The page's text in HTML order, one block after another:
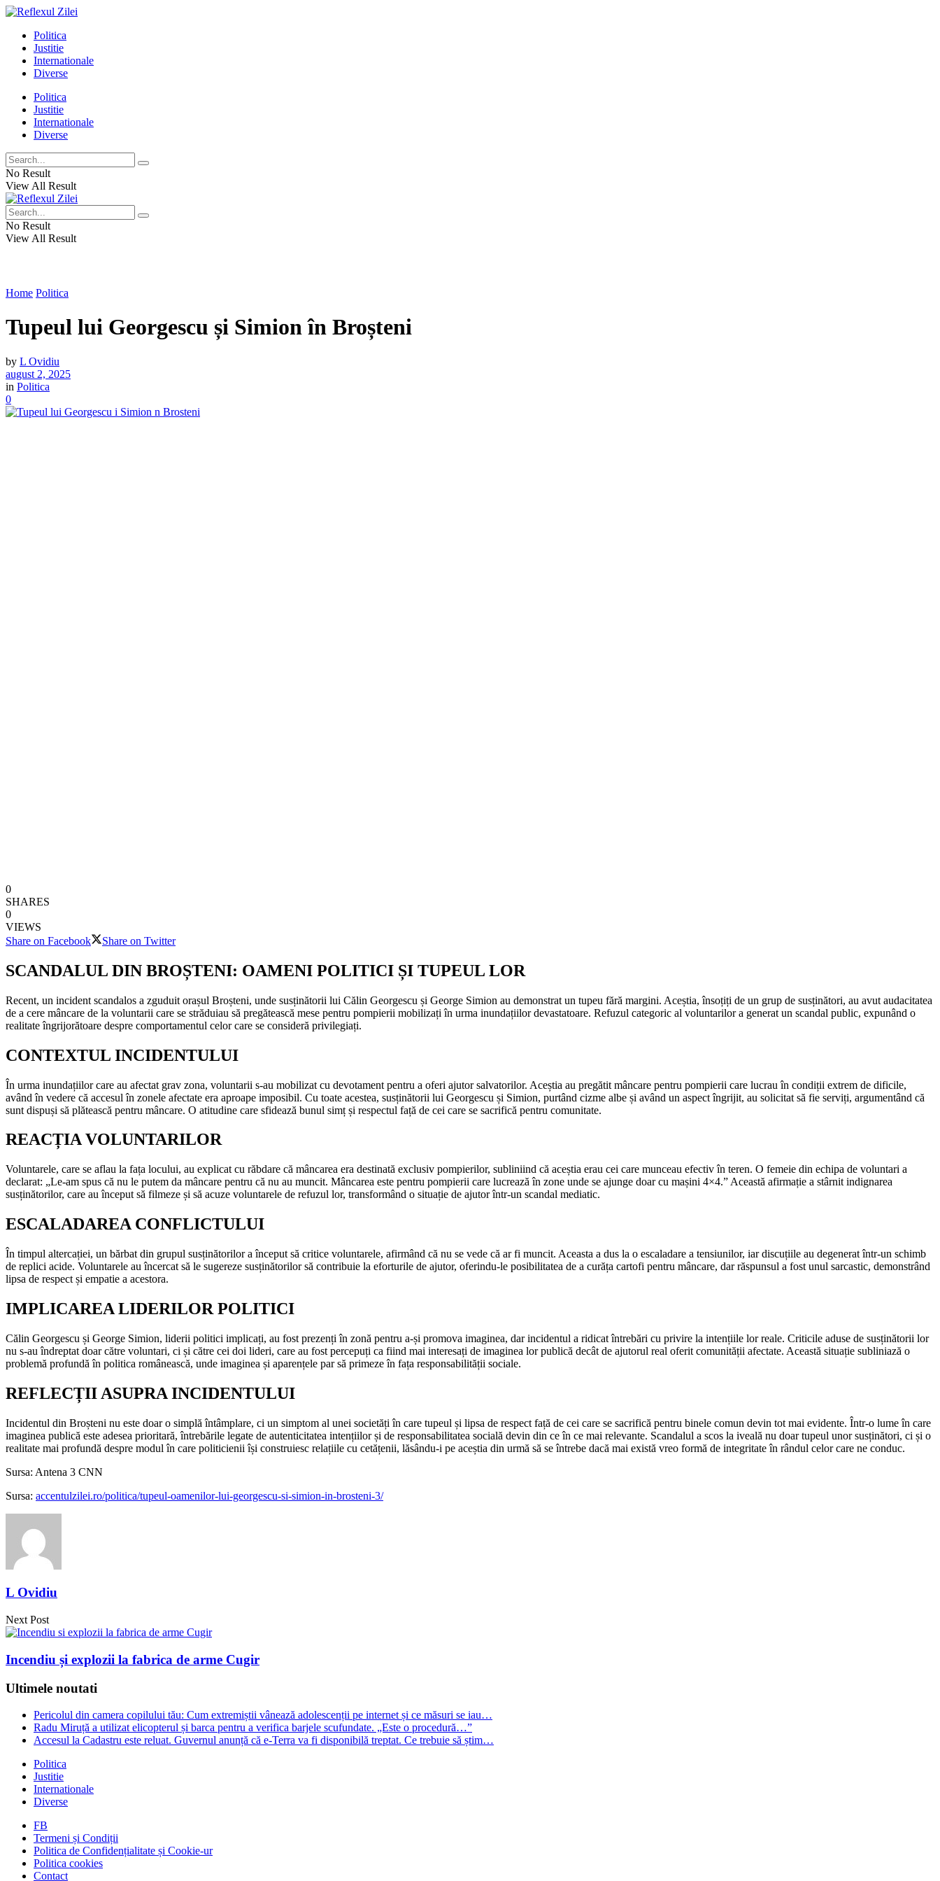
Politica
Justitie
Internationale
Diverse
Politica
Justitie
Internationale
Diverse
No Result
View All Result
No Result
View All Result
Home Politica
Tupeul lui Georgescu și Simion în Broșteni
by L Ovidiu
august 2, 2025
in Politica
0
0
SHARES
0
VIEWS
Share on Facebook
Share on Twitter
SCANDALUL DIN BROȘTENI: OAMENI POLITICI ȘI TUPEUL LOR
Recent, un incident scandalos a zguduit orașul Broșteni, unde susținătorii lui Călin Georgescu și George Simion au demonstrat un tupeu fără margini. Aceștia, însoțiți de un grup de susținători, au avut audacitatea
de a cere mâncare de la voluntarii care se străduiau să pregătească mese pentru pompierii mobilizați în urma inundațiilor devastatoare. Refuzul categoric al voluntarilor a generat un scandal public, expunând o
realitate îngrijorătoare despre comportamentul celor care se consideră privilegiați.
CONTEXTUL INCIDENTULUI
În urma inundațiilor care au afectat grav zona, voluntarii s-au mobilizat cu devotament pentru a oferi ajutor salvatorilor. Aceștia au pregătit mâncare pentru pompierii care lucrau în condiții extrem de dificile,
având în vedere că accesul în zonele afectate era aproape imposibil. Cu toate acestea, susținătorii lui Georgescu și Simion, purtând cizme albe și având un aspect îngrijit, au solicitat să fie serviți, argumentând că
sunt dispuși să plătească pentru mâncare. O atitudine care sfidează bunul simț și respectul față de cei care se sacrifică pentru comunitate.
REACȚIA VOLUNTARILOR
Voluntarele, care se aflau la fața locului, au explicat cu răbdare că mâncarea era destinată exclusiv pompierilor, subliniind că aceștia erau cei care munceau efectiv în teren. O femeie din echipa de voluntari a
declarat: „Le-am spus că nu le putem da mâncare pentru că nu au muncit. Mâncarea este pentru pompierii care lucrează în zone unde se ajunge doar cu mașini 4×4.” Această afirmație a stârnit indignarea
susținătorilor, care au început să filmeze și să acuze voluntarele de refuzul lor, transformând o situație de ajutor într-un scandal mediatic.
ESCALADAREA CONFLICTULUI
În timpul altercației, un bărbat din grupul susținătorilor a început să critice voluntarele, afirmând că nu se vede că ar fi muncit. Aceasta a dus la o escaladare a tensiunilor, iar discuțiile au degenerat într-un schimb
de replici acide. Voluntarele au încercat să le sugereze susținătorilor să contribuie la eforturile de ajutor, oferindu-le posibilitatea de a curăța cartofi pentru mâncare, dar răspunsul a fost unul sarcastic, demonstrând
lipsa de respect și empatie a acestora.
IMPLICAREA LIDERILOR POLITICI
Călin Georgescu și George Simion, liderii politici implicați, au fost prezenți în zonă pentru a-și promova imaginea, dar incidentul a ridicat întrebări cu privire la intențiile lor reale. Criticile aduse de susținătorii lor
nu s-au îndreptat doar către voluntari, ci și către cei doi lideri, care au fost percepuți ca fiind mai interesați de imaginea lor publică decât de ajutorul real oferit comunității afectate. Această situație subliniază o
problemă profundă în politica românească, unde imaginea și aparențele par să primeze în fața responsabilității sociale.
REFLECȚII ASUPRA INCIDENTULUI
Incidentul din Broșteni nu este doar o simplă întâmplare, ci un simptom al unei societăți în care tupeul și lipsa de respect față de cei care se sacrifică pentru binele comun devin tot mai evidente. Într-o lume în care
imaginea publică este adesea prioritară, întrebările legate de autenticitatea intențiilor și de responsabilitatea socială devin din ce în ce mai relevante. Scandalul a scos la iveală nu doar tupeul unor susținători, ci și o
realitate mai profundă despre modul în care politicienii își construiesc relațiile cu cetățenii, lăsându-i pe aceștia din urmă să se întrebe dacă mai există vreo formă de integritate în rândul celor care ne conduc.
Sursa: Antena 3 CNN
Sursa: accentulzilei.ro/politica/tupeul-oamenilor-lui-georgescu-si-simion-in-brosteni-3/
L Ovidiu
Next Post
Incendiu și explozii la fabrica de arme Cugir
Ultimele noutati
Pericolul din camera copilului tău: Cum extremiștii vânează adolescenții pe internet și ce măsuri se iau…
Radu Miruță a utilizat elicopterul și barca pentru a verifica barjele scufundate. „Este o procedură…”
Accesul la Cadastru este reluat. Guvernul anunță că e-Terra va fi disponibilă treptat. Ce trebuie să știm…
Politica
Justitie
Internationale
Diverse
FB
Termeni și Condiții
Politica de Confidențialitate și Cookie-ur
Politica cookies
Contact